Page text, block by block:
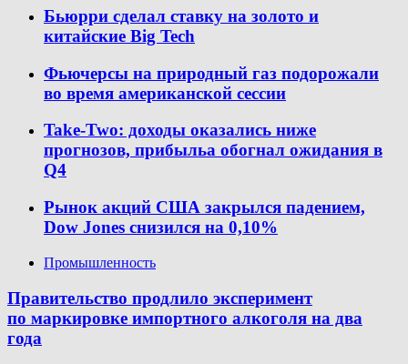
Бьюрри сделал ставку на золото и
китайские Big Tech
Фьючерсы на природный газ подорожали
во время американской сессии
Take-Two: доходы оказались ниже
прогнозов, прибыльa обогнал ожидания в
Q4
Рынок акций США закрылся падением,
Dow Jones снизился на 0,10%
Промышленность
Правительство продлило эксперимент
по маркировке импортного алкоголя на два
года